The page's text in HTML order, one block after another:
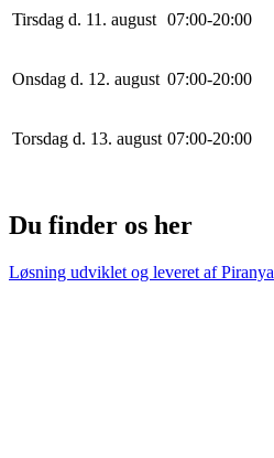
Tirsdag d. 11. august 07:00-20:00
Onsdag d. 12. august 07:00-20:00
Torsdag d. 13. august 07:00-20:00
Du finder os her
Løsning udviklet og leveret afPiranya